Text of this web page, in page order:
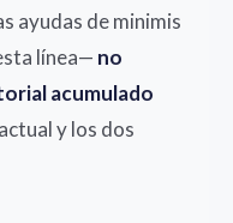
ayudas de minimis
línea— no
acumulado
y los dos